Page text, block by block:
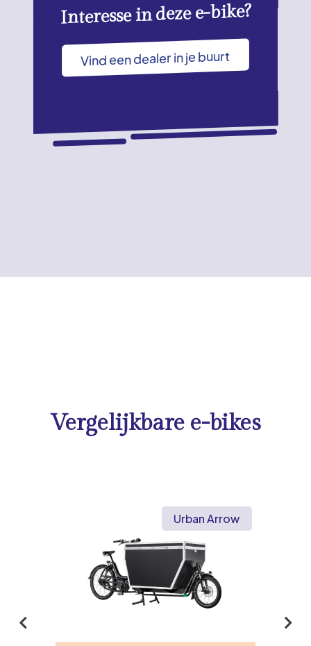
Interesse in deze e-bike?
Vind een dealer in je buurt
Vergelijkbare e-bikes
Urban Arrow